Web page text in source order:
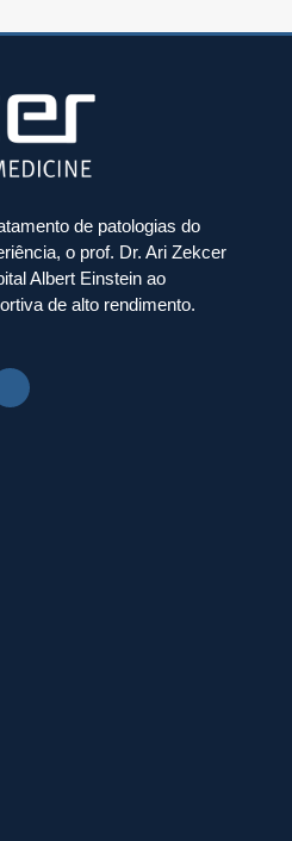
de patologias do
o prof. Dr. Ari Zekcer
Albert Einstein ao
de alto rendimento.